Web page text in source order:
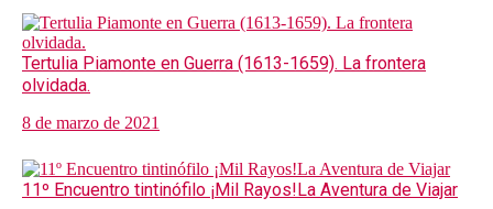
Tertulia Piamonte en Guerra (1613-1659). La frontera
olvidada.
8 de marzo de 2021
11º Encuentro tintinófilo ¡Mil Rayos!La Aventura de Viajar